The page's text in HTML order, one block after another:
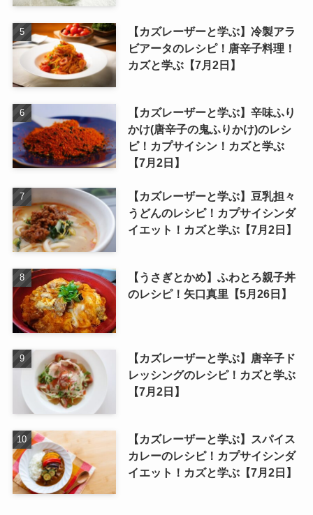
【カズレーザーと学ぶ】冷製アラ
ビアータのレシピ！唐辛子料理！
カズと学ぶ【7月2日】
【カズレーザーと学ぶ】辛味ふり
かけ(唐辛子の鬼ふりかけ)のレシ
ピ！カプサイシン！カズと学ぶ
【7月2日】
【カズレーザーと学ぶ】豆乳担々
うどんのレシピ！カプサイシンダ
イエット！カズと学ぶ【7月2日】
【うさぎとかめ】ふわとろ親子丼
のレシピ！矢口真里【5月26日】
【カズレーザーと学ぶ】唐辛子ド
レッシングのレシピ！カズと学ぶ
【7月2日】
【カズレーザーと学ぶ】スパイス
カレーのレシピ！カプサイシンダ
イエット！カズと学ぶ【7月2日】